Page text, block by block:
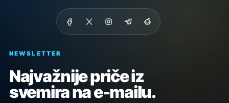
NEWSLETTER
Najvažnije priče iz
svemira na e-mailu.